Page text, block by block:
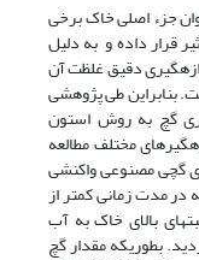
جزء اصلی خاک برخی
قرار داده و به دلیل
دقیق غلظت آن
بنابراین طی پژوهشی
گچ به روش استون
مختلف مطالعه
گچی مصنوعی واکنشی
مدت زمانی کمتر از
بالای خاک به آب
بطوریکه مقدار گچ